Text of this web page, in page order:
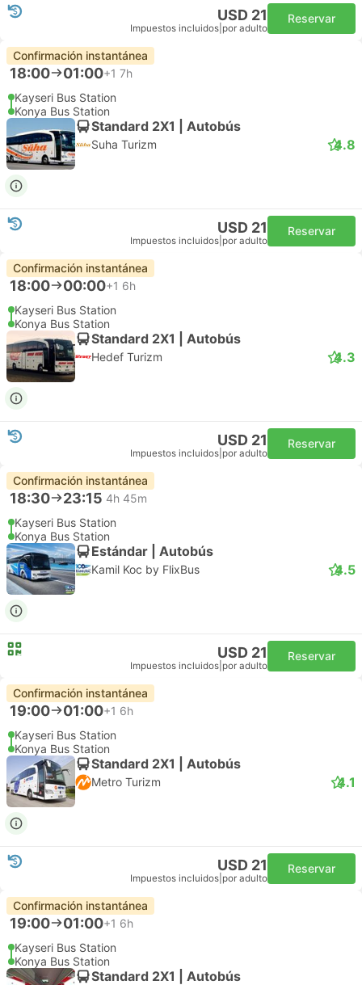
USD 21
Impuestos incluidos por adulto
Reservar
Confirmación instantánea
18:00 01:00+1 7h
Kayseri Bus Station
Konya Bus Station
Standard 2X1 | Autobús
Suha Turizm 4.8
USD 21
Impuestos incluidos por adulto
Reservar
Confirmación instantánea
18:00 00:00+1 6h
Kayseri Bus Station
Konya Bus Station
Standard 2X1 | Autobús
Hedef Turizm 4.3
USD 21
Impuestos incluidos por adulto
Reservar
Confirmación instantánea
18:30 23:15 4h 45m
Kayseri Bus Station
Konya Bus Station
Estándar | Autobús
Kamil Koc by FlixBus 4.5
USD 21
Impuestos incluidos por adulto
Reservar
Confirmación instantánea
19:00 01:00+1 6h
Kayseri Bus Station
Konya Bus Station
Standard 2X1 | Autobús
Metro Turizm 4.1
USD 21
Impuestos incluidos por adulto
Reservar
Confirmación instantánea
19:00 01:00+1 6h
Kayseri Bus Station
Konya Bus Station
Standard 2X1 | Autobús